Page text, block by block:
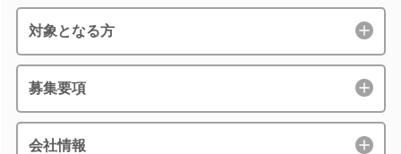
対象となる方
募集要項
会社情報